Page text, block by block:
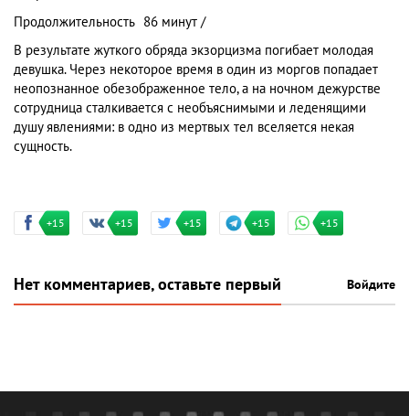
Продолжительность 86 минут /
В результате жуткого обряда экзорцизма погибает молодая
девушка. Через некоторое время в один из моргов попадает
неопознанное обезображенное тело, а на ночном дежурстве
сотрудница сталкивается с необъяснимыми и леденящими
душу явлениями: в одно из мертвых тел вселяется некая
сущность.
+15 +15 +15 +15 +15
Нет комментариев, оставьте первый Войдите